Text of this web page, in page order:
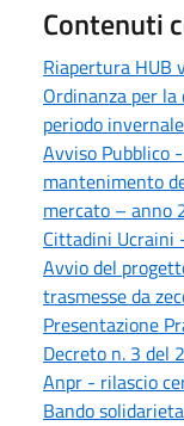
Contenuti
Riapertura HUB
Ordinanza per
periodo
Avviso Pubblico
mantenimento
mercato – anno
Cittadini Ucraini
Avvio del
trasmesse da
Presentazione
Decreto n. 3 del
Anpr - rilascio
Bando